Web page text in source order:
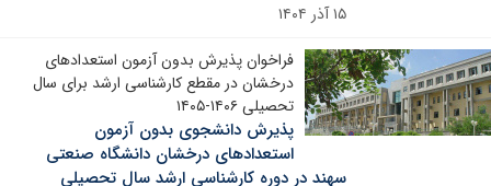
۱۵ آذر ۱۴۰۴
فراخوان پذیرش بدون آزمون استعدادهای
درخشان در مقطع کارشناسی ارشد برای سال
تحصیلی ۱۴۰۶-۱۴۰۵
پذیرش دانشجوی بدون آزمون
استعدادهای درخشان دانشگاه صنعتی
سهند در دوره کارشناسی ارشد سال تحصیلی